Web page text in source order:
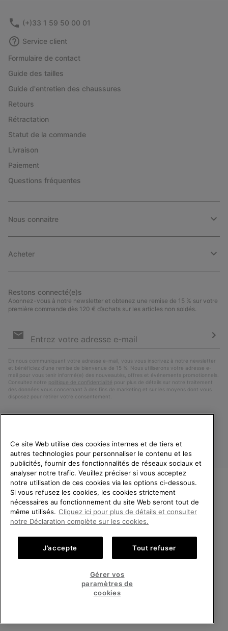
(+)33 1 59 50 00 01
Service client
Formulaire de contact
Guide des tailles
Guide d'entretien des chaussures
Retours
Rétractation
Statut de la commande
Livraison
Paiement
Questions fréquentes
Nous connaitre
Acheter
Restons connecté(e)s
Abonnez-vous à notre newsletter et obtenez une remise de 15 % sur votre
première commande dès 120 € d’achats sur les articles non soldés.
par
En nous communiquant votre adresse e-mail, vous vous inscrivez à notre newsletter
et bénéficiez d’une remise de bienvenue de 15 %. Nous utiliserons votre adresse e-
mail pour vous tenir informé(e) des nouveautés, offres et événements promotionnels.
Consultez notre politique de confidentialité pour plus de détails sur notre traitement
des données vous concernant à des fins de marketing et sur les moyens dont vous
disposez pour retirer votre consentement.
France
©2026 SOREL. Tous droits réservés.
Conditions Générales de Vente Garanties Légales
Impressum Public CBCR
Service client: Lun - Sam de 9h à 13h et de 14h à 18h
BIENVENUE CHEZ SOREL.
VEUILLEZ SÉLECTIONNER
VOTRE PAYS DE LIVRAISON.
Achats en ligne disponibles
VOIR TOUS LES PAYS
Ce site Web utilise des cookies internes et de tiers et
autres technologies pour personnaliser le contenu et les
publicités, fournir des fonctionnalités de réseaux sociaux et
analyser notre trafic. Veuillez préciser si vous acceptez
notre utilisation de ces cookies via les options ci-dessous.
Si vous refusez les cookies, les cookies strictement
nécessaires au fonctionnement du site Web seront tout de
même utilisés. Cliquez ici pour plus de détails et consulter
notre Déclaration complète sur les cookies.
J’accepte Tout refuser
Gérer vos
paramètres de
cookies